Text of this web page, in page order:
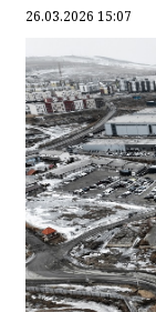
26.03.2026 15:07